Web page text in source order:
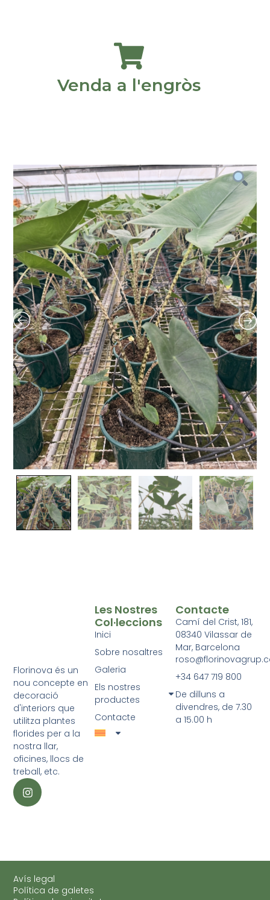
Venda a l'engròs
Florinova és un
nou concepte en
decoració
d'interiors que
utilitza plantes
florides per a la
nostra llar,
oficines, llocs de
treball, etc.
Les Nostres
Col·leccions
Inici
Sobre nosaltres
Galeria
Els nostres
productes
Contacte
Contacte
Camí del Crist, 181,
08340 Vilassar de
Mar, Barcelona
+34 647 719 800
De dilluns a
divendres, de 7.30
a 15.00 h
Avís legal
Política de galetes